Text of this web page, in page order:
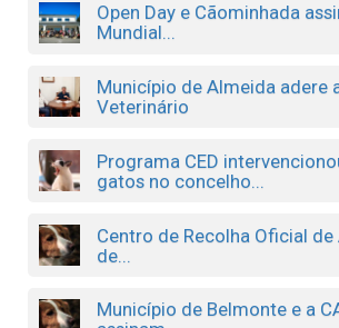
Open Day e Cãominhada
Mundial...
Município de Almeida adere
Veterinário
Programa CED
gatos no concelho...
Centro de Recolha Oficial de
de...
Município de Belmonte e a